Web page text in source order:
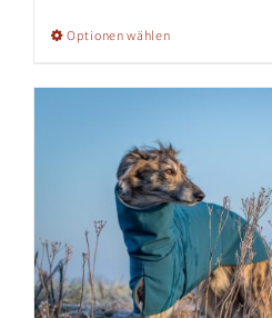
Optionen wählenDieses
weist
Varianten
auf.
Die
Optionen
können
auf